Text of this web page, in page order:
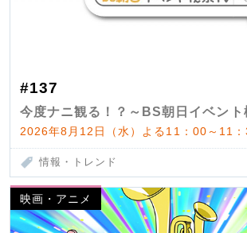
#137
今度ナニ観る！？～BS朝日イベント
2026年8月12日（水）よる11：00～11
情報・トレンド
映画・アニメ